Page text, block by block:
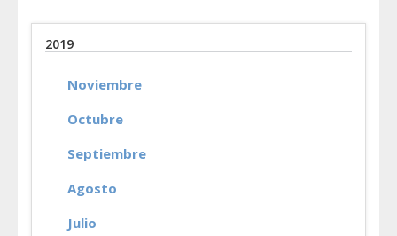
2019
Noviembre
Octubre
Septiembre
Agosto
Julio